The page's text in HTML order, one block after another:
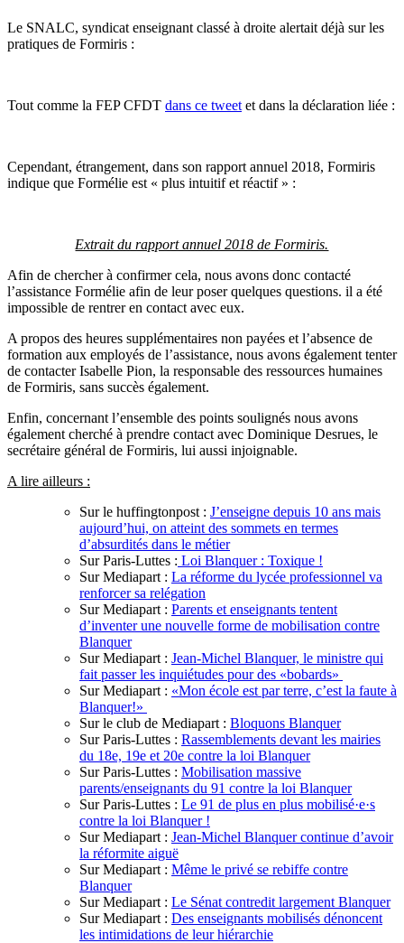
Le SNALC, syndicat enseignant classé à droite alertait déjà sur les
pratiques de Formiris :
Tout comme la FEP CFDT dans ce tweet et dans la déclaration liée :
Cependant, étrangement, dans son rapport annuel 2018, Formiris
indique que Formélie est « plus intuitif et réactif » :
Extrait du rapport annuel 2018 de Formiris.
Afin de chercher à confirmer cela, nous avons donc contacté
l’assistance Formélie afin de leur poser quelques questions. il a été
impossible de rentrer en contact avec eux.
A propos des heures supplémentaires non payées et l’absence de
formation aux employés de l’assistance, nous avons également tenter
de contacter Isabelle Pion, la responsable des ressources humaines
de Formiris, sans succès également.
Enfin, concernant l’ensemble des points soulignés nous avons
également cherché à prendre contact avec Dominique Desrues, le
secrétaire général de Formiris, lui aussi injoignable.
A lire ailleurs :
Sur le huffingtonpost : J’enseigne depuis 10 ans mais
aujourd’hui, on atteint des sommets en termes
d’absurdités dans le métier
Sur Paris-Luttes : Loi Blanquer : Toxique !
Sur Mediapart : La réforme du lycée professionnel va
renforcer sa relégation
Sur Mediapart : Parents et enseignants tentent
d’inventer une nouvelle forme de mobilisation contre
Blanquer
Sur Mediapart : Jean-Michel Blanquer, le ministre qui
fait passer les inquiétudes pour des «bobards»
Sur Mediapart : «Mon école est par terre, c’est la faute à
Blanquer!»
Sur le club de Mediapart : Bloquons Blanquer
Sur Paris-Luttes : Rassemblements devant les mairies
du 18e, 19e et 20e contre la loi Blanquer
Sur Paris-Luttes : Mobilisation massive
parents/enseignants du 91 contre la loi Blanquer
Sur Paris-Luttes : Le 91 de plus en plus mobilisé·e·s
contre la loi Blanquer !
Sur Mediapart : Jean-Michel Blanquer continue d’avoir
la réformite aiguë
Sur Mediapart : Même le privé se rebiffe contre
Blanquer
Sur Mediapart : Le Sénat contredit largement Blanquer
Sur Mediapart : Des enseignants mobilisés dénoncent
les intimidations de leur hiérarchie